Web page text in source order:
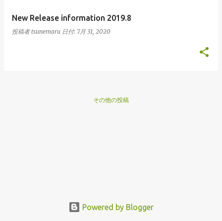
New Release information 2019.8
投稿者tsunemaru 日付: 7月 31, 2020
その他の投稿
Powered by Blogger